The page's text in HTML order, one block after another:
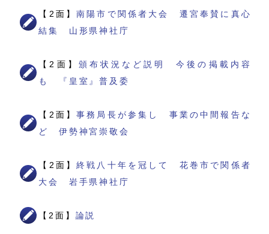
【2面】南陽市で関係者大会 遷宮奉賛に真心
結集 山形県神社庁
【2面】 頒布状況など説明 今後の掲載内容
も 『皇室』普及委
【2面】事務局長が参集し 事業の中間報告な
ど 伊勢神宮崇敬会
【2面】終戦八十年を冠して 花巻市で関係者
大会 岩手県神社庁
【2面】 論説